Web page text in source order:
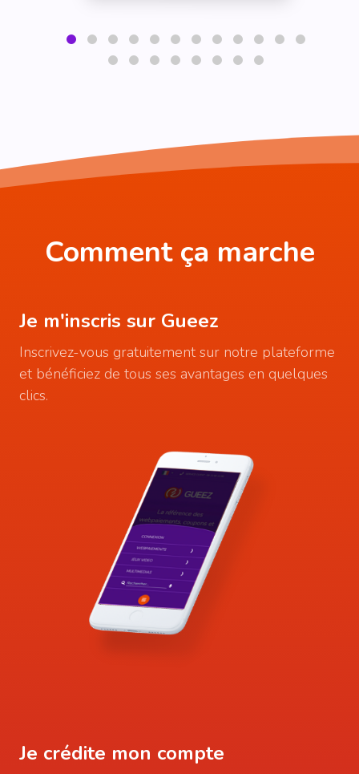
Comment ça marche
Je m'inscris sur Gueez
Inscrivez-vous gratuitement sur notre plateforme
et bénéficiez de tous ses avantages en quelques
clics.
Je crédite mon compte